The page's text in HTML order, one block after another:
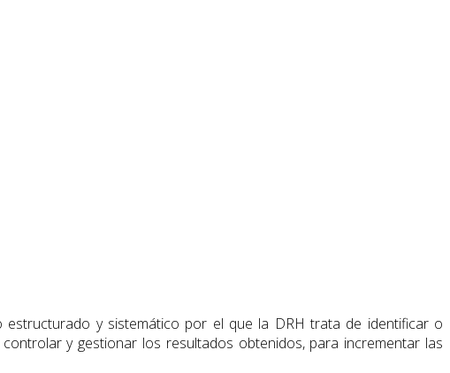
estructurado y sistemático por el que la DRH trata de identificar o
y gestionar los resultados obtenidos, para incrementar las